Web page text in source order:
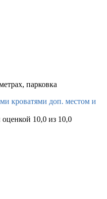
парковка
кроватями доп. местом и
10,0 из 10,0